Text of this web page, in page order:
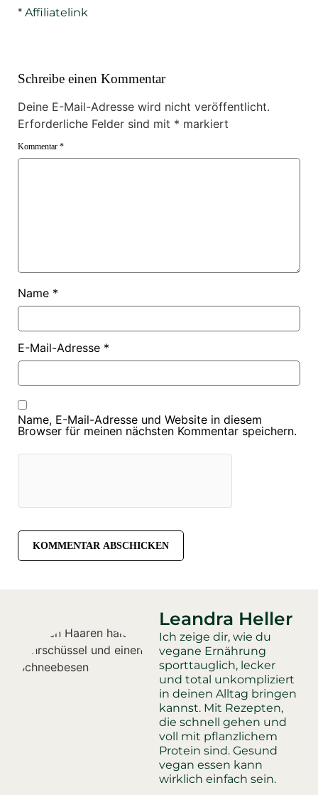
* Affiliatelink
Schreibe einen Kommentar
Deine E-Mail-Adresse wird nicht veröffentlicht.
Erforderliche Felder sind mit * markiert
Kommentar *
Name *
E-Mail-Adresse *
Name, E-Mail-Adresse und Website in diesem
Browser für meinen nächsten Kommentar speichern.
Leandra Heller
Ich zeige dir, wie du
vegane Ernährung
sporttauglich, lecker
und total unkompliziert
in deinen Alltag bringen
kannst. Mit Rezepten,
die schnell gehen und
voll mit pflanzlichem
Protein sind. Gesund
vegan essen kann
wirklich einfach sein.